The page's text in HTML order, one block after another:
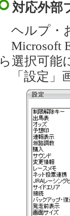
対応外部
ヘルプ・
Microsoft
ら選択可能
「設定」